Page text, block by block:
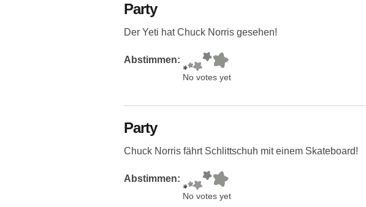
Party
Der Yeti hat Chuck Norris gesehen!
Abstimmen:
No votes yet
Party
Chuck Norris fährt Schlittschuh mit einem Skateboard!
Abstimmen:
No votes yet